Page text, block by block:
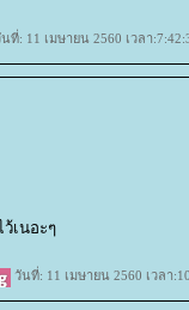
ที่: 11 เมษายน 2560 เวลา
เนอะๆ
วันที่: 11 เมษายน 2560 เวลา